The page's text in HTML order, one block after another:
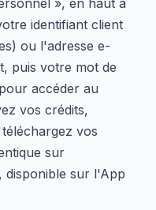
identifiant client
ou l'adresse e-
puis votre mot de
accéder au
vos crédits,
vos
sur
disponible sur l'App